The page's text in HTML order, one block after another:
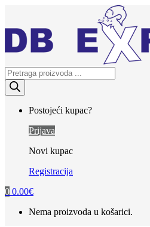
navigation
content
Products
search
Postojeći kupac?
Prijava
Novi kupac
Registracija
0 0.00€
Nema proizvoda u košarici.